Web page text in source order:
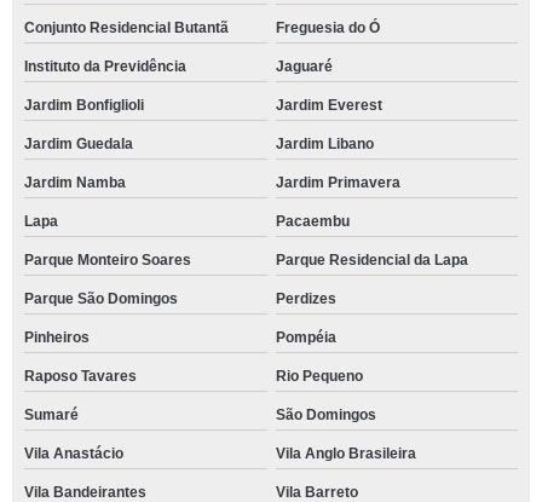
Conjunto Residencial Butantã Freguesia do Ó
Instituto da Previdência Jaguaré
Jardim Bonfiglioli Jardim Everest
Jardim Guedala Jardim Libano
Jardim Namba Jardim Primavera
Lapa Pacaembu
Parque Monteiro Soares Parque Residencial da Lapa
Parque São Domingos Perdizes
Pinheiros Pompéia
Raposo Tavares Rio Pequeno
Sumaré São Domingos
Vila Anastácio Vila Anglo Brasileira
Vila Bandeirantes Vila Barreto